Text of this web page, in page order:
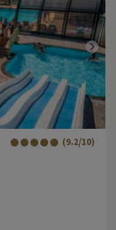
(9.2/10)